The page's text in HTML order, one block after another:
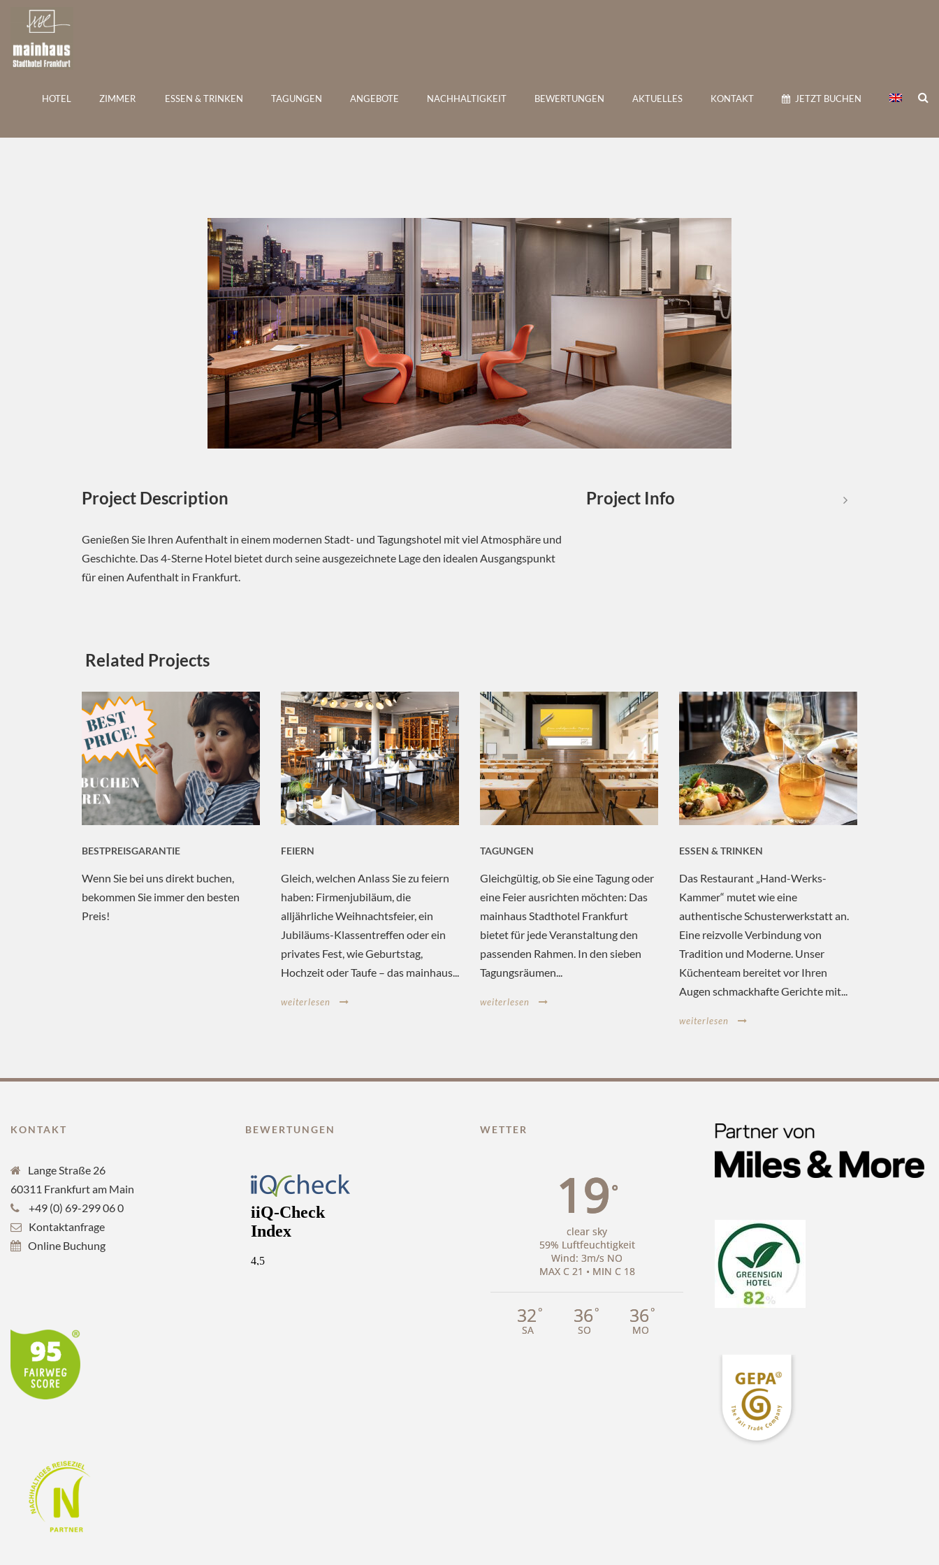
HOTEL ZIMMER ESSEN & TRINKEN TAGUNGEN ANGEBOTE NACHHALTIGKEIT BEWERTUNGEN AKTUELLES KONTAKT JETZT BUCHEN
Project Info
Project Description
Genießen Sie Ihren Aufenthalt in einem modernen Stadt- und Tagungshotel mit viel Atmosphäre und
Geschichte. Das 4-Sterne Hotel bietet durch seine ausgezeichnete Lage den idealen Ausgangspunkt
für einen Aufenthalt in Frankfurt.
Related Projects
BESTPREISGARANTIE
Wenn Sie bei uns direkt buchen,
bekommen Sie immer den besten
Preis!
FEIERN
Gleich, welchen Anlass Sie zu feiern
haben: Firmenjubiläum, die
alljährliche Weihnachtsfeier, ein
Jubiläums-Klassentreffen oder ein
privates Fest, wie Geburtstag,
Hochzeit oder Taufe – das mainhaus...
weiterlesen
TAGUNGEN
Gleichgültig, ob Sie eine Tagung oder
eine Feier ausrichten möchten: Das
mainhaus Stadthotel Frankfurt
bietet für jede Veranstaltung den
passenden Rahmen. In den sieben
Tagungsräumen...
weiterlesen
ESSEN & TRINKEN
Das Restaurant „Hand-Werks-
Kammer“ mutet wie eine
authentische Schusterwerkstatt an.
Eine reizvolle Verbindung von
Tradition und Moderne. Unser
Küchenteam bereitet vor Ihren
Augen schmackhafte Gerichte mit...
weiterlesen
KONTAKT
Lange Straße 26
60311 Frankfurt am Main
+49 (0) 69-299 06 0
Kontaktanfrage
Online Buchung
BEWERTUNGEN WETTER
19°
clear sky
59% Luftfeuchtigkeit
Wind: 3m/s NO
MAX C 21 • MIN C 18
32°
SA
36°
SO
36°
MO